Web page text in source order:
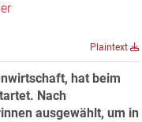
Plaintext
hat beim
Nach
ausgewählt, um in